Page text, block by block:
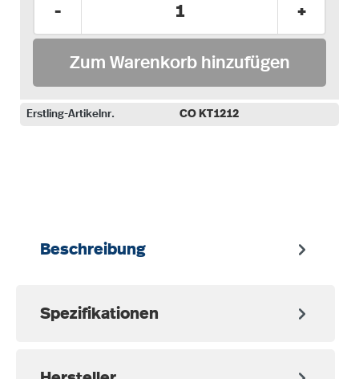
- +
Zum Warenkorb hinzufügen
Erstling-Artikelnr. CO KT1212
Beschreibung
Spezifikationen